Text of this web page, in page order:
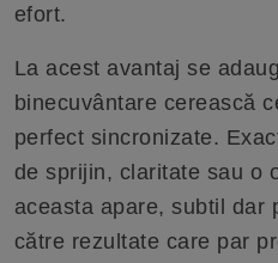
efort.
La acest avantaj se
binecuvântare cerească
perfect sincronizate.
de sprijin, claritate sau o
aceasta apare, subtil dar
către rezultate care par